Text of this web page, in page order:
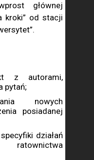
głównej
kroki” od stacji
z autorami,
pytań;
nowych
posiadanej
działań